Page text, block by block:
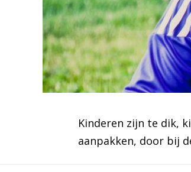
Kinderen zijn te dik,
aanpakken, door bij